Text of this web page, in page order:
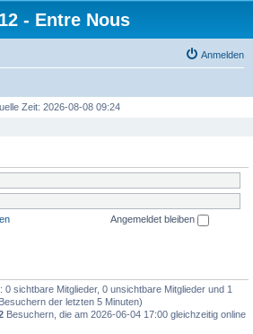
- Entre Nous
Anmelden
Zeit: 2026-08-08 09:24
Angemeldet bleiben
0 sichtbare Mitglieder, 0 unsichtbare Mitglieder und 1
der letzten 5 Minuten)
Besuchern, die am 2026-06-04 17:00 gleichzeitig online